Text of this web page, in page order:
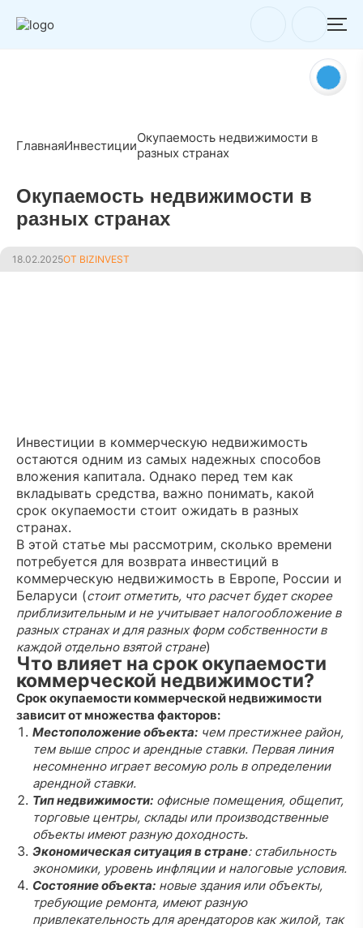
ГлавнаяИнвестицииОкупаемость недвижимости в
разных странах
Окупаемость недвижимости в
разных странах
18.02.2025ОТ BIZINVEST
Инвестиции в коммерческую недвижимость
остаются одним из самых надежных способов
вложения капитала. Однако перед тем как
вкладывать средства, важно понимать, какой
срок окупаемости стоит ожидать в разных
странах.
В этой статье мы рассмотрим, сколько времени
потребуется для возврата инвестиций в
коммерческую недвижимость в Европе, России и
Беларуси (стоит отметить, что расчет будет скорее
приблизительным и не учитывает налогообложение в
разных странах и для разных форм собственности в
каждой отдельно взятой стране)
Что влияет на срок окупаемости
коммерческой недвижимости?
Срок окупаемости коммерческой недвижимости
зависит от множества факторов:
Местоположение объекта: чем престижнее район,
тем выше спрос и арендные ставки. Первая линия
несомненно играет весомую роль в определении
арендной ставки.
Тип недвижимости: офисные помещения, общепит,
торговые центры, склады или производственные
объекты имеют разную доходность.
Экономическая ситуация в стране: стабильность
экономики, уровень инфляции и налоговые условия.
Состояние объекта: новые здания или объекты,
требующие ремонта, имеют разную
привлекательность для арендаторов как жилой, так